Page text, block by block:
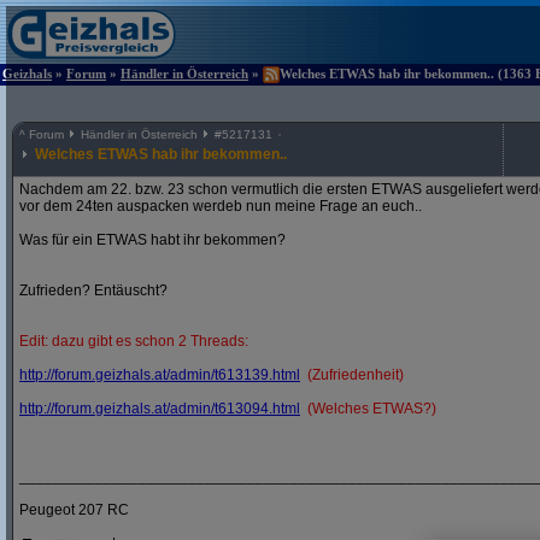
Geizhals » Forum » Händler in Österreich » Welches ETWAS hab ihr bekommen.. (1363
^ Forum Händler in Österreich #5217131
Welches ETWAS hab ihr bekommen..
Nachdem am 22. bzw. 23 schon vermutlich die ersten ETWAS ausgeliefert
vor dem 24ten auspacken werdeb nun meine Frage an euch..
Was für ein ETWAS habt ihr bekommen?
Zufrieden? Entäuscht?
Edit: dazu gibt es schon 2 Threads:
http://forum.geizhals.at/admin/t613139.html
(Zufriedenheit)
http://forum.geizhals.at/admin/t613094.html (Welches ETWAS?)
Peugeot 207 RC